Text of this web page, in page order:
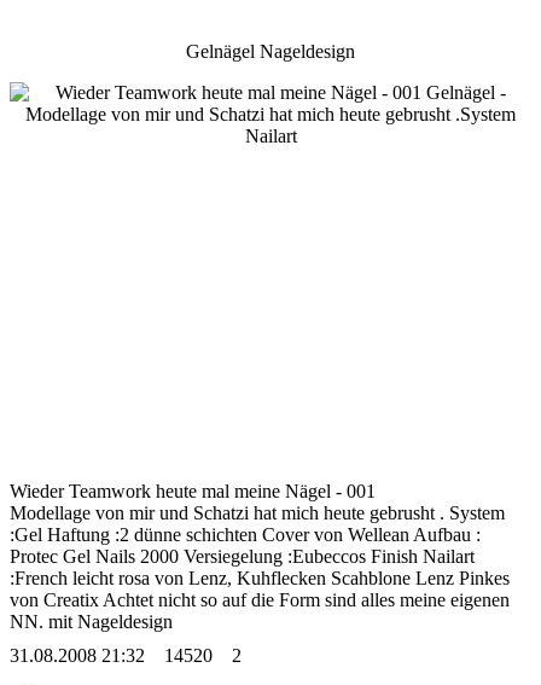
Gelnägel Nageldesign
Wieder Teamwork heute mal meine Nägel - 001
Modellage von mir und Schatzi hat mich heute gebrusht . System
:Gel Haftung :2 dünne schichten Cover von Wellean Aufbau :
Protec Gel Nails 2000 Versiegelung :Eubeccos Finish Nailart
:French leicht rosa von Lenz, Kuhflecken Scahblone Lenz Pinkes
von Creatix Achtet nicht so auf die Form sind alles meine eigenen
NN. mit Nageldesign
31.08.2008 21:32
14520
2